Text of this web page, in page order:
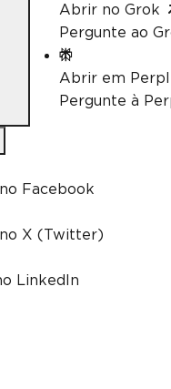
Abrir no Grok
Pergunte ao
Abrir em
Pergunte à
Facebook
X (Twitter)
LinkedIn